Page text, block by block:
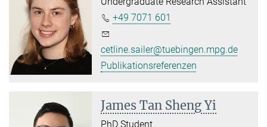
+49 7071 601
cetline.sailer@tuebingen.mpg.de
Publikationsreferenzen
James Tan Sheng Yi
PhD Student